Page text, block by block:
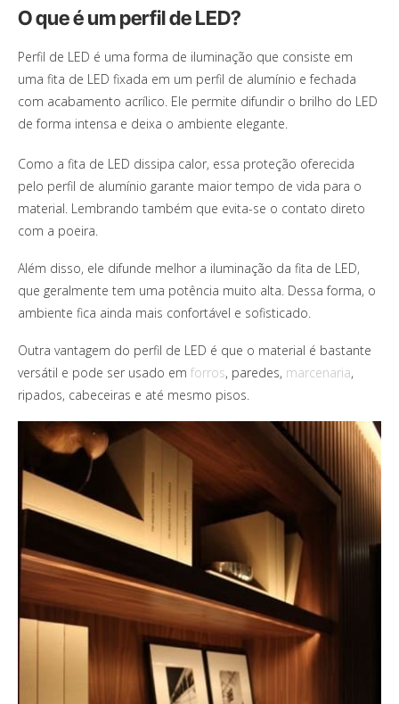
O que é um perfil de LED?
Perfil de LED é uma forma de iluminação que consiste em
uma fita de LED fixada em um perfil de alumínio e fechada
com acabamento acrílico. Ele permite difundir o brilho do LED
de forma intensa e deixa o ambiente elegante.
Como a fita de LED dissipa calor, essa proteção oferecida
pelo perfil de alumínio garante maior tempo de vida para o
material. Lembrando também que evita-se o contato direto
com a poeira.
Além disso, ele difunde melhor a iluminação da fita de LED,
que geralmente tem uma potência muito alta. Dessa forma, o
ambiente fica ainda mais confortável e sofisticado.
Outra vantagem do perfil de LED é que o material é bastante
versátil e pode ser usado em forros, paredes, marcenaria,
ripados, cabeceiras e até mesmo pisos.